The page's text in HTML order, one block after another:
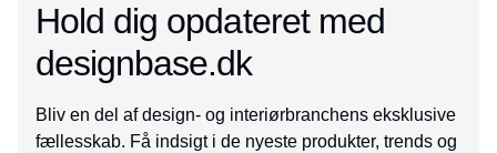
Hold dig opdateret med
designbase.dk
Bliv en del af design- og interiørbranchens eksklusive
fællesskab. Få indsigt i de nyeste produkter, trends og